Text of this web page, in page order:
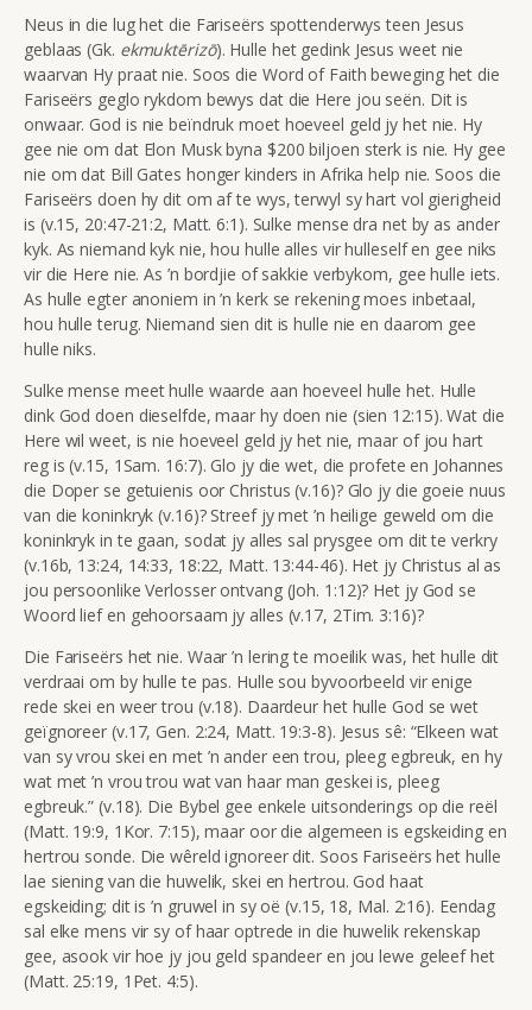
Neus in die lug het die Fariseërs spottenderwys teen Jesus
geblaas (Gk. ekmuktērizō). Hulle het gedink Jesus weet nie
waarvan Hy praat nie. Soos die Word of Faith beweging het die
Fariseërs geglo rykdom bewys dat die Here jou seën. Dit is
onwaar. God is nie beïndruk moet hoeveel geld jy het nie. Hy
gee nie om dat Elon Musk byna $200 biljoen sterk is nie. Hy gee
nie om dat Bill Gates honger kinders in Afrika help nie. Soos die
Fariseërs doen hy dit om af te wys, terwyl sy hart vol gierigheid
is (v.15, 20:47-21:2, Matt. 6:1). Sulke mense dra net by as ander
kyk. As niemand kyk nie, hou hulle alles vir hulleself en gee niks
vir die Here nie. As ’n bordjie of sakkie verbykom, gee hulle iets.
As hulle egter anoniem in ’n kerk se rekening moes inbetaal,
hou hulle terug. Niemand sien dit is hulle nie en daarom gee
hulle niks.
Sulke mense meet hulle waarde aan hoeveel hulle het. Hulle
dink God doen dieselfde, maar hy doen nie (sien 12:15). Wat die
Here wil weet, is nie hoeveel geld jy het nie, maar of jou hart
reg is (v.15, 1Sam. 16:7). Glo jy die wet, die profete en Johannes
die Doper se getuienis oor Christus (v.16)? Glo jy die goeie nuus
van die koninkryk (v.16)? Streef jy met ’n heilige geweld om die
koninkryk in te gaan, sodat jy alles sal prysgee om dit te verkry
(v.16b, 13:24, 14:33, 18:22, Matt. 13:44-46). Het jy Christus al as
jou persoonlike Verlosser ontvang (Joh. 1:12)? Het jy God se
Woord lief en gehoorsaam jy alles (v.17, 2Tim. 3:16)?
Die Fariseërs het nie. Waar ’n lering te moeilik was, het hulle dit
verdraai om by hulle te pas. Hulle sou byvoorbeeld vir enige
rede skei en weer trou (v.18). Daardeur het hulle God se wet
geïgnoreer (v.17, Gen. 2:24, Matt. 19:3-8). Jesus sê: “Elkeen wat
van sy vrou skei en met ’n ander een trou, pleeg egbreuk, en hy
wat met ’n vrou trou wat van haar man geskei is, pleeg
egbreuk.” (v.18). Die Bybel gee enkele uitsonderings op die reël
(Matt. 19:9, 1Kor. 7:15), maar oor die algemeen is egskeiding en
hertrou sonde. Die wêreld ignoreer dit. Soos Fariseërs het hulle
lae siening van die huwelik, skei en hertrou. God haat
egskeiding; dit is ’n gruwel in sy oë (v.15, 18, Mal. 2:16). Eendag
sal elke mens vir sy of haar optrede in die huwelik rekenskap
gee, asook vir hoe jy jou geld spandeer en jou lewe geleef het
(Matt. 25:19, 1Pet. 4:5).